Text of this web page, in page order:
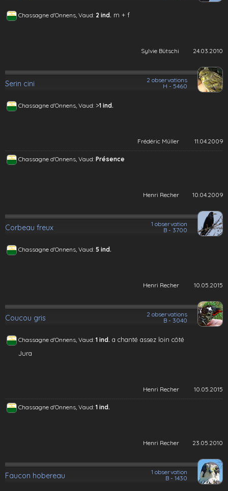
Chassagne d'Onnens, Vaud: 2 ind. m + f
Sylvie Bütschi 24.03.2010
Serin cini
2 observations
H - 5460
Chassagne d'Onnens, Vaud: >1 ind.
Frédéric Müller 11.04.2009
Chassagne d'Onnens, Vaud: Présence
Henri Recher 10.04.2009
Corbeau freux
1 observation
B - 3700
Chassagne d'Onnens, Vaud: 5 ind.
Henri Recher 10.05.2015
Coucou gris
2 observations
B - 3040
Chassagne d'Onnens, Vaud: 1 ind. a chanté assez loin côté
Jura
Henri Recher 10.05.2015
Chassagne d'Onnens, Vaud: 1 ind.
Henri Recher 23.05.2010
Faucon hobereau
1 observation
B - 1430